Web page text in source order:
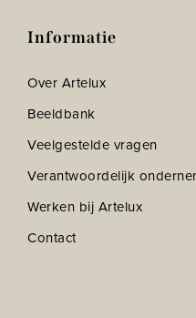
Informatie
Over Artelux
Beeldbank
Veelgestelde vragen
Verantwoordelijk
Werken bij Artelux
Contact